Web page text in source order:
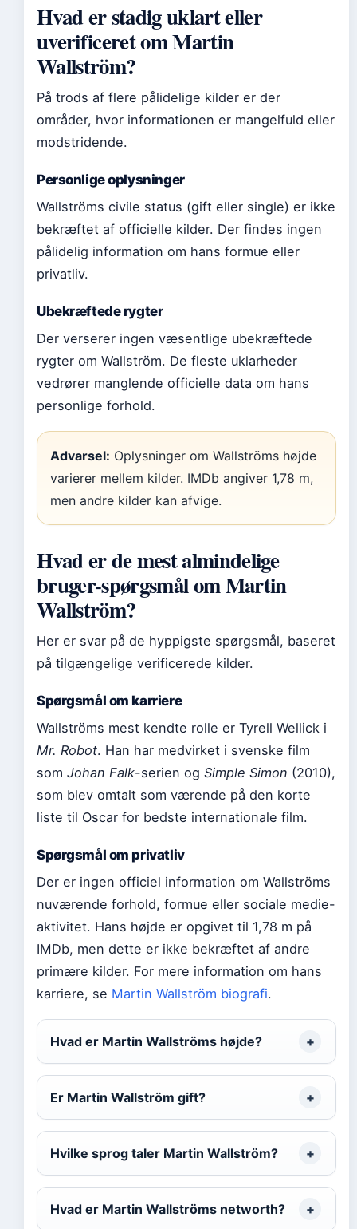
Hvad er stadig uklart eller
uverificeret om Martin
Wallström?
På trods af flere pålidelige kilder er der
områder, hvor informationen er mangelfuld eller
modstridende.
Personlige oplysninger
Wallströms civile status (gift eller single) er ikke
bekræftet af officielle kilder. Der findes ingen
pålidelig information om hans formue eller
privatliv.
Ubekræftede rygter
Der verserer ingen væsentlige ubekræftede
rygter om Wallström. De fleste uklarheder
vedrører manglende officielle data om hans
personlige forhold.
Advarsel: Oplysninger om Wallströms højde
varierer mellem kilder. IMDb angiver 1,78 m,
men andre kilder kan afvige.
Hvad er de mest almindelige
bruger-spørgsmål om Martin
Wallström?
Her er svar på de hyppigste spørgsmål, baseret
på tilgængelige verificerede kilder.
Spørgsmål om karriere
Wallströms mest kendte rolle er Tyrell Wellick i
Mr. Robot. Han har medvirket i svenske film
som Johan Falk-serien og Simple Simon (2010),
som blev omtalt som værende på den korte
liste til Oscar for bedste internationale film.
Spørgsmål om privatliv
Der er ingen officiel information om Wallströms
nuværende forhold, formue eller sociale medie-
aktivitet. Hans højde er opgivet til 1,78 m på
IMDb, men dette er ikke bekræftet af andre
primære kilder. For mere information om hans
karriere, se Martin Wallström biografi.
Hvad er Martin Wallströms højde?
Er Martin Wallström gift?
Hvilke sprog taler Martin Wallström?
Hvad er Martin Wallströms networth?